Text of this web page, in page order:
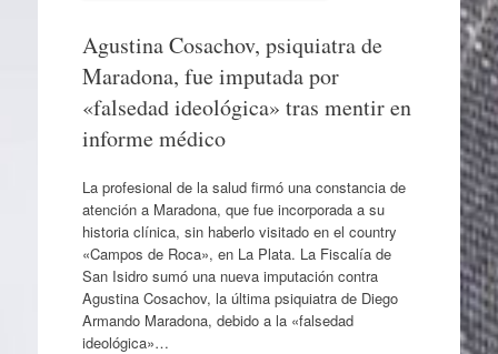
Agustina Cosachov, psiquiatra de
Maradona, fue imputada por
«falsedad ideológica» tras mentir en
informe médico
La profesional de la salud firmó una constancia de
atención a Maradona, que fue incorporada a su
historia clínica, sin haberlo visitado en el country
«Campos de Roca», en La Plata. La Fiscalía de
San Isidro sumó una nueva imputación contra
Agustina Cosachov, la última psiquiatra de Diego
Armando Maradona, debido a la «falsedad
ideológica»…